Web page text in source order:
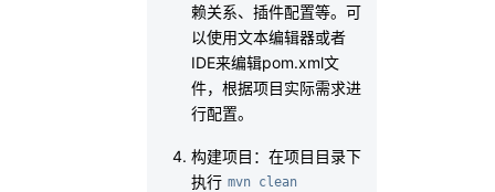
赖关系、插件配置等。可
以使用文本编辑器或者
IDE来编辑pom.xml文
件，根据项目实际需求进
行配置。
构建项目：在项目目录下
执行 mvn clean